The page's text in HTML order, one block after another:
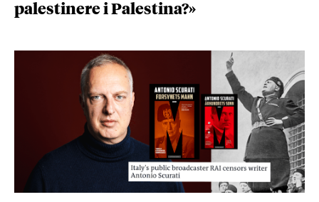
palestinere i Palestina?»